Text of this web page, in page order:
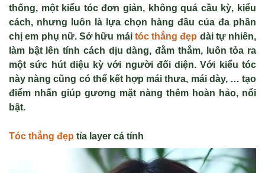
thống, một kiểu tóc đơn giản, không quá cầu kỳ, kiểu
cách, nhưng luôn là lựa chọn hàng đầu của đa phần
chị em phụ nữ. Sở hữu mái tóc thẳng đẹp dài tự nhiên,
làm bật lên tính cách dịu dàng, đằm thắm, luôn tỏa ra
một sức hút diệu kỳ với người đối diện. Với kiểu tóc
này nàng cũng có thể kết hợp mái thưa, mái dày, … tạo
điểm nhấn giúp gương mặt nàng thêm hoàn hảo, nổi
bật.
Tóc thẳng đẹp tỉa layer cá tính